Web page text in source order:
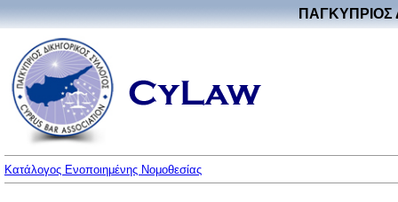
ΠΑΓΚΥΠΡΙΟΣ
Κατάλογος Ενοποιημένης Νομοθεσίας